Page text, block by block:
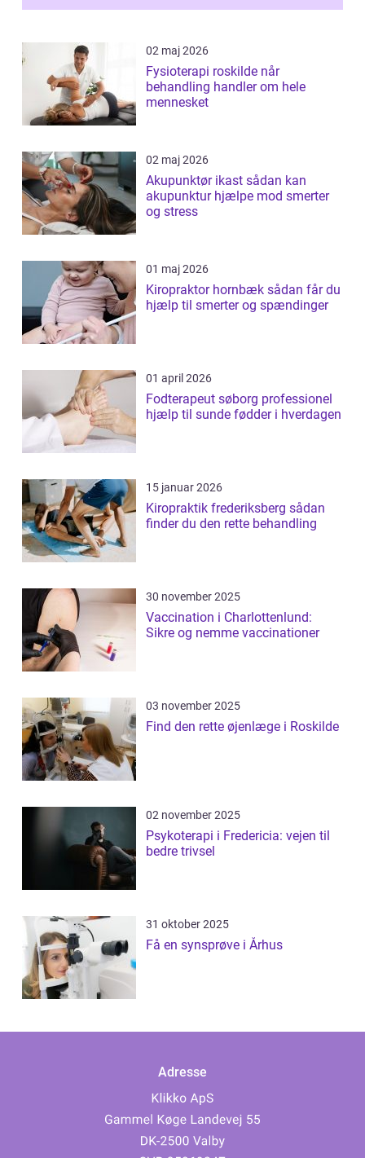
02 maj 2026
Fysioterapi roskilde når
behandling handler om hele
mennesket
02 maj 2026
Akupunktør ikast sådan kan
akupunktur hjælpe mod smerter
og stress
01 maj 2026
Kiropraktor hornbæk sådan får du
hjælp til smerter og spændinger
01 april 2026
Fodterapeut søborg professionel
hjælp til sunde fødder i hverdagen
15 januar 2026
Kiropraktik frederiksberg sådan
finder du den rette behandling
30 november 2025
Vaccination i Charlottenlund:
Sikre og nemme vaccinationer
03 november 2025
Find den rette øjenlæge i Roskilde
02 november 2025
Psykoterapi i Fredericia: vejen til
bedre trivsel
31 oktober 2025
Få en synsprøve i Århus
Adresse